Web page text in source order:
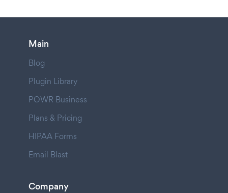
Main
Blog
Plugin Library
POWR Business
Plans & Pricing
HIPAA Forms
Email Blast
Company